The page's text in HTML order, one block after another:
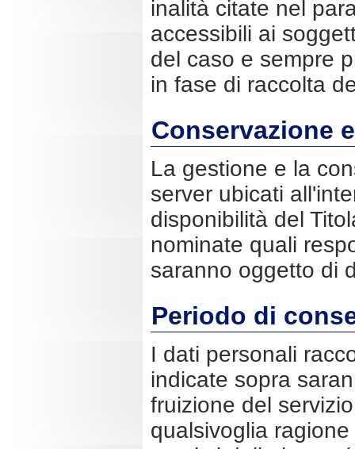
inalità citate nel
accessibili ai
del caso e sempre
in fase di raccolta
Conservazione
La gestione e la
server ubicati
disponibilità del
nominate quali
saranno oggetto di
Periodo di
I dati personali
indicate sopra
fruizione del
qualsivoglia